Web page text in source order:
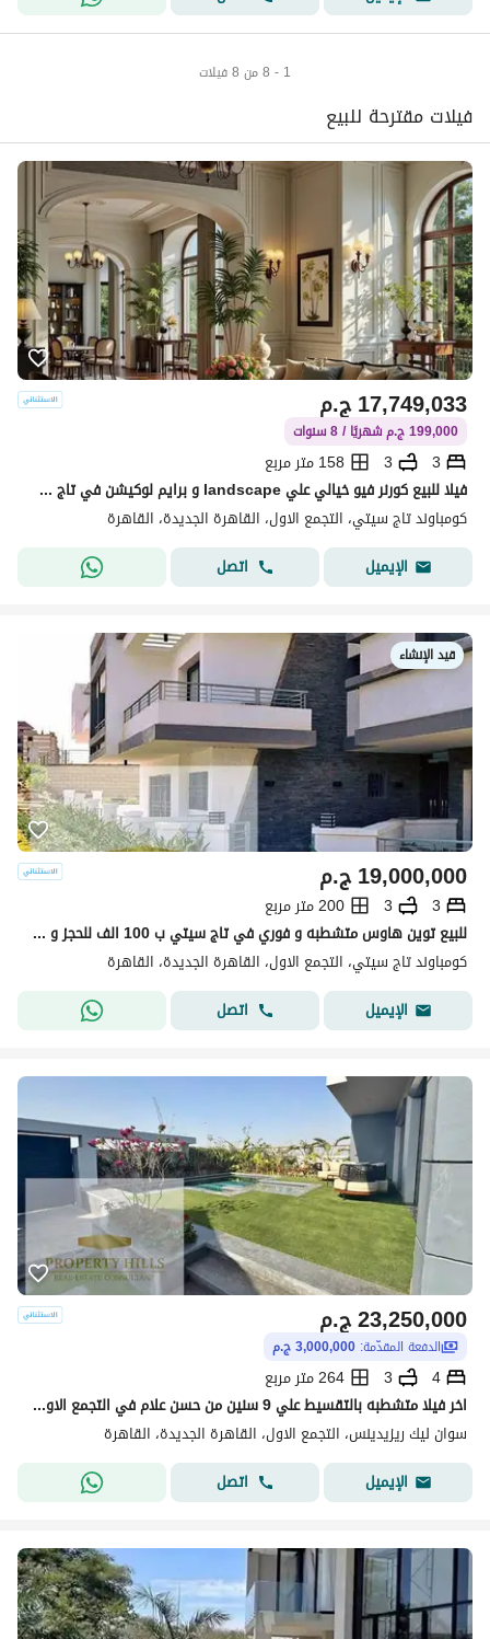
1 - 8 من 8 فيلات
فيلات مقترحة للبيع
ج.م17,749,033
199,000 ج.م شهريًا / 8 سنوات
3
3
158 متر مربع
فيلا للبيع كورنر فيو خيالي علي landscape و برايم لوكيشن في تاج سيتي taj city بالتقسيط
كومباوند تاج سيتي، التجمع الاول، القاهرة الجديدة، القاهرة
الإيميل
اتصل
قيد الإنشاء
ج.م19,000,000
3
3
200 متر مربع
للبيع توين هاوس متشطبه و فوري في تاج سيتي ب 100 الف للحجز و خصم مميز للكاش و اقساط علي 10 سنين - التجمع الخامس نيو كايرو
كومباوند تاج سيتي، التجمع الاول، القاهرة الجديدة، القاهرة
الإيميل
اتصل
ج.م23,250,000
الدفعة المقدّمة: 3,000,000 ج.م
4
3
264 متر مربع
اخر فيلا متشطبه بالتقسيط علي 9 سنين من حسن علام في التجمع الاول جنب ميراج سيتي
سوان ليك ريزيدينس، التجمع الاول، القاهرة الجديدة، القاهرة
الإيميل
اتصل